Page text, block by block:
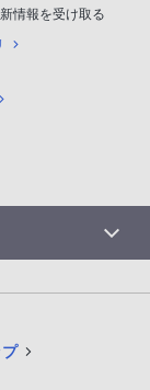
情報を受け取る